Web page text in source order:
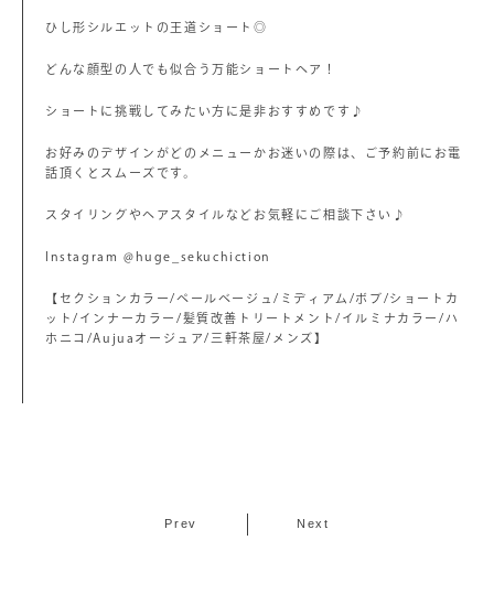
ひし形シルエットの王道ショート◎
どんな顔型の人でも似合う万能ショートヘア！
ショートに挑戦してみたい方に是非おすすめです♪
お好みのデザインがどのメニューかお迷いの際は、ご予約前にお電
話頂くとスムーズです。
スタイリングやヘアスタイルなどお気軽にご相談下さい♪
Instagram @huge_sekuchiction
【セクションカラー/ペールベージュ/ミディアム/ボブ/ショートカ
ット/インナーカラー/髪質改善トリートメント/イルミナカラー/ハ
ホニコ/Aujuaオージュア/三軒茶屋/メンズ】
Prev Next